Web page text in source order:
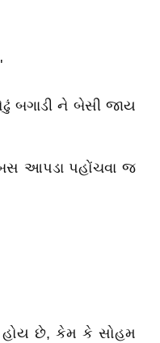
બગાડી ને બેસી જાય
આપડા પહોંચવા જ
હોય છે, કેમ કે સોહમ